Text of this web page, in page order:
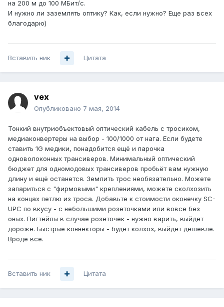
на 200 м до 100 МБит/с.
И нужно ли заземлять оптику? Как, если нужно? Еще раз всех
благодарю)
Вставить ник Цитата
vex
Опубликовано 7 мая, 2014
Тонкий внутриобъектовый оптический кабель с тросиком,
медиаконвертеры на выбор - 100/1000 от нага. Если будете
ставить 1G медики, понадобится ещё и парочка
одноволоконных трансиверов. Минимальный оптический
бюджет для одномодовых трансиверов пробьёт вам нужную
длину и ещё останется. Землить трос необязательно. Можете
запариться с "фирмовыми" креплениями, можете сколхозить
на концах петлю из троса. Добавьте к стоимости оконечку SC-
UPC по вкусу - с небольшими розеточками или вовсе без
оных. Пигтейлы в случае розеточек - нужно варить, выйдет
дороже. Быстрые коннекторы - будет колхоз, выйдет дешевле.
Вроде всё.
Вставить ник Цитата